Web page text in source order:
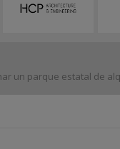
un parque estatal de